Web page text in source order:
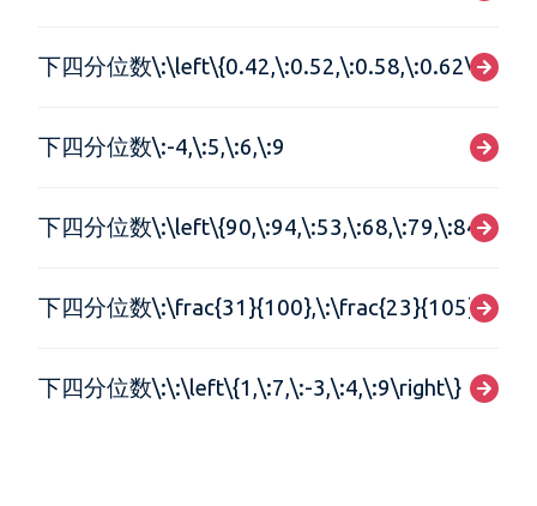
下四分位数\:\left\{0.42,\:0.52,\:0.58,\:0.62\right\}
下四分位数\:-4,\:5,\:6,\:9
下四分位数
下四分位数
下四分位数\:\:\left\{1,\:7,\:-3,\:4,\:9\right\}